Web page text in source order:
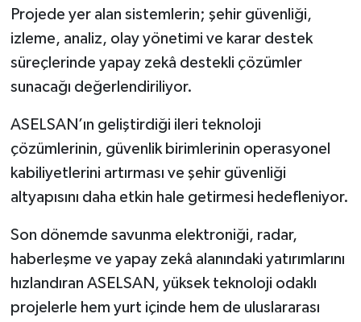
Projede yer alan sistemlerin; şehir güvenliği,
izleme, analiz, olay yönetimi ve karar destek
süreçlerinde yapay zekâ destekli çözümler
sunacağı değerlendiriliyor.
ASELSAN’ın geliştirdiği ileri teknoloji
çözümlerinin, güvenlik birimlerinin operasyonel
kabiliyetlerini artırması ve şehir güvenliği
altyapısını daha etkin hale getirmesi hedefleniyor.
Son dönemde savunma elektroniği, radar,
haberleşme ve yapay zekâ alanındaki yatırımlarını
hızlandıran ASELSAN, yüksek teknoloji odaklı
projelerle hem yurt içinde hem de uluslararası